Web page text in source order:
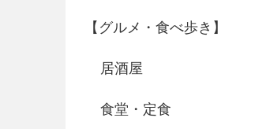
【グルメ・食べ歩き】
居酒屋
食堂・定食